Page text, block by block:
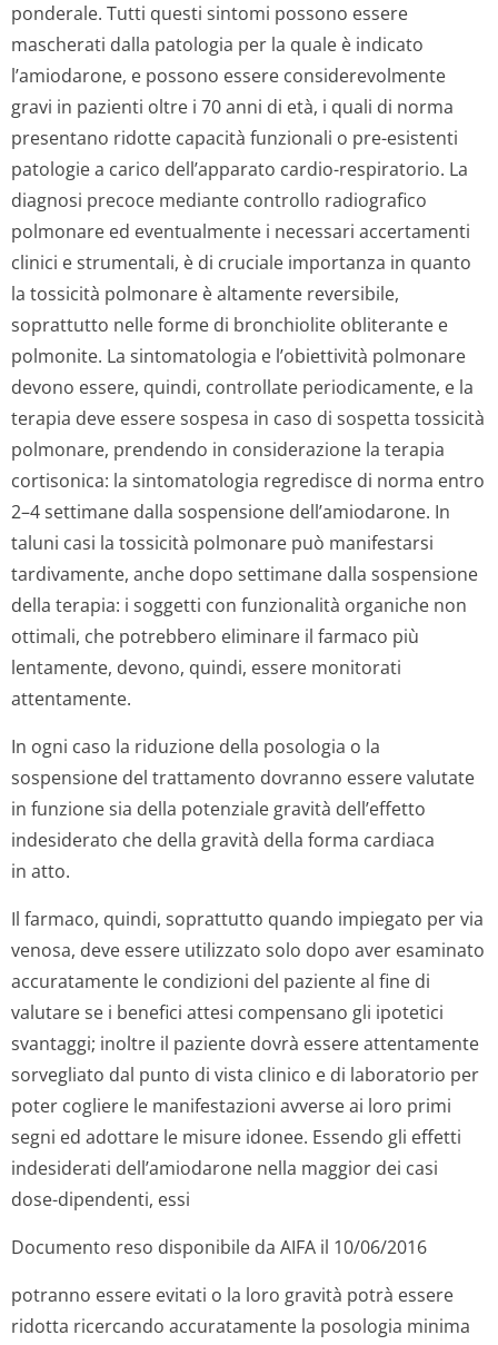
ponderale. Tutti questi sintomi possono essere
mascherati dalla patologia per la quale è indicato
l’amiodarone, e possono essere considerevolmente
gravi in pazienti oltre i 70 anni di età, i quali di norma
presentano ridotte capacità funzionali o pre-esistenti
patologie a carico dell’apparato cardio-respiratorio. La
diagnosi precoce mediante controllo radiografico
polmonare ed eventualmente i necessari accertamenti
clinici e strumentali, è di cruciale importanza in quanto
la tossicità polmonare è altamente reversibile,
soprattutto nelle forme di bronchiolite obliterante e
polmonite. La sintomatologia e l’obiettività polmonare
devono essere, quindi, controllate periodicamente, e la
terapia deve essere sospesa in caso di sospetta tossicità
polmonare, prendendo in considerazione la terapia
cortisonica: la sintomatologia regredisce di norma entro
2–4 settimane dalla sospensione dell’amiodarone. In
taluni casi la tossicità polmonare può manifestarsi
tardivamente, anche dopo settimane dalla sospensione
della terapia: i soggetti con funzionalità organiche non
ottimali, che potrebbero eliminare il farmaco più
lentamente, devono, quindi, essere monitorati
attentamente.
In ogni caso la riduzione della posologia o la
sospensione del trattamento dovranno essere valutate
in funzione sia della potenziale gravità dell’effetto
indesiderato che della gravità della forma cardiaca
in atto.
Il farmaco, quindi, soprattutto quando impiegato per via
venosa, deve essere utilizzato solo dopo aver esaminato
accuratamente le condizioni del paziente al fine di
valutare se i benefici attesi compensano gli ipotetici
svantaggi; inoltre il paziente dovrà essere attentamente
sorvegliato dal punto di vista clinico e di laboratorio per
poter cogliere le manifestazioni avverse ai loro primi
segni ed adottare le misure idonee. Essendo gli effetti
indesiderati dell’amiodarone nella maggior dei casi
dose-dipendenti, essi
Documento reso disponibile da AIFA il 10/06/2016
potranno essere evitati o la loro gravità potrà essere
ridotta ricercando accuratamente la posologia minima